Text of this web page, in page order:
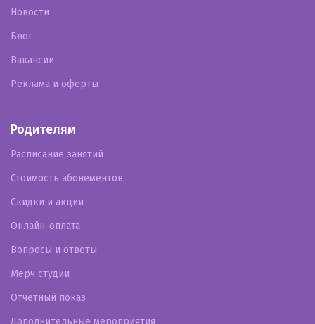
Новости
Блог
Вакансии
Реклама и оферты
Родителям
Расписание занятий
Стоимость абонементов
Скидки и акции
Онлайн-оплата
Вопросы и ответы
Мерч студии
Отчетный показ
Дополнительные мероприятия